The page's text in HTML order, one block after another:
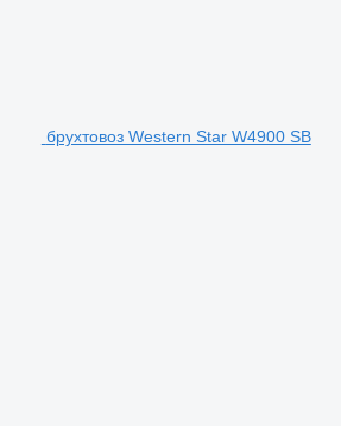
брухтовоз Western Star W4900 SB